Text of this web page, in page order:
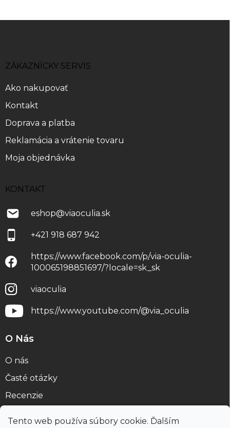
Tento web používa súbory cookie. Ďalším
e
ZÁKAZNÍCKY SERVIS
Ako nakupovať
Kontakt
Doprava a platba
Reklamácia a vrátenie tovaru
Moja objednávka
KONTAKT
eshop@viaoculia.sk
+421 918 687 942
https://www.facebook.com/p/via-oculia-
100065198851697/?locale=sk_sk
viaoculia
https://www.youtube.com/@via_oculia
O Nás
O nás
Časté otázky
Recenzie